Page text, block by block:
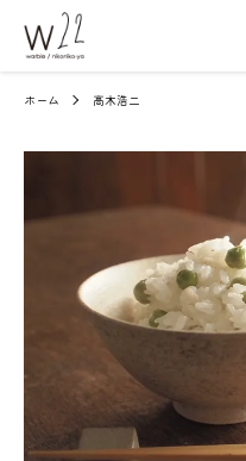
ホーム 高木浩二